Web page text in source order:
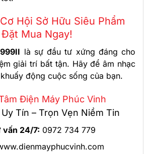
Hội Sở Hữu Siêu Phẩm
Mua Ngay!
là sự đầu tư xứng đáng cho
giải trí bất tận. Hãy để âm nhạc
động cuộc sống của bạn.
Điện Máy Phúc Vinh
Tín – Trọn Vẹn Niềm Tin
vấn 24/7: 0972 734 779